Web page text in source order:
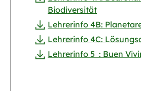
Biodiversität
Lehrerinfo 4B:
Lehrerinfo 4C:
Lehrerinfo 5 : Buen